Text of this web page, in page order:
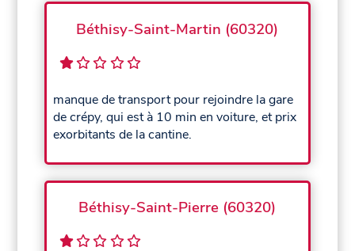
Béthisy-Saint-Martin (60320)
manque de transport pour rejoindre la gare
de crépy, qui est à 10 min en voiture, et prix
exorbitants de la cantine.
Béthisy-Saint-Pierre (60320)